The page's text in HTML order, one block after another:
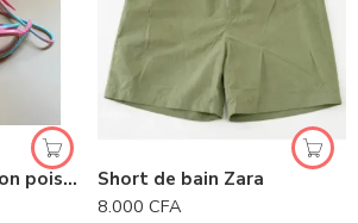
Lunette de natation poisson rose
Short de bain Zara
8.000 CFA